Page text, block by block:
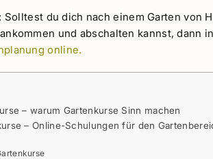
du dich nach einem Garten von
und abschalten kannst, dann
online.
– warum Gartenkurse Sinn machen
– Online-Schulungen für den